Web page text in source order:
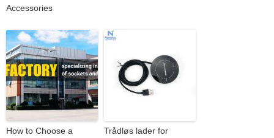
Accessories
How to Choose a
Trådløs lader for